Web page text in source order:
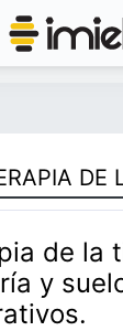
DE
de la
y